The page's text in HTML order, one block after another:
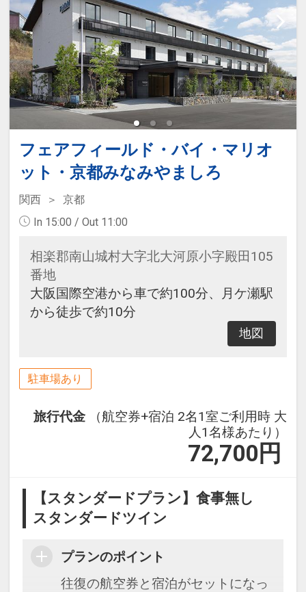
フェアフィールド・バイ・マリオ
ット・京都みなみやましろ
関西
京都
In 15:00 / Out 11:00
相楽郡南山城村大字北大河原小字殿田105
番地
大阪国際空港から車で約100分、月ケ瀬駅
から徒歩で約10分
地図
駐車場あり
旅行代金
（航空券+宿泊 2名1室ご利用時 大
人1名様あたり）
72,700 円
【スタンダードプラン】食事無し
スタンダードツイン
プランのポイント
往復の航空券と宿泊がセットになっ